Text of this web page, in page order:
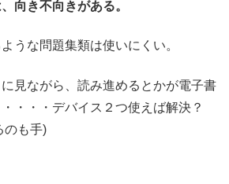
向き不向きがある。
うな問題集類は使いにくい。
に見ながら、読み進めるとかが電子書
・・・デバイス２つ使えば解決？
のも手)